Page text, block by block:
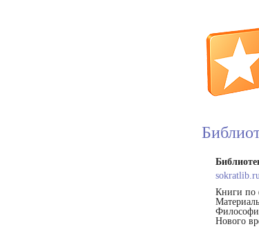
Книги по
Нового